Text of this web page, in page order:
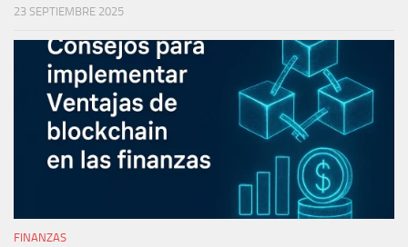
23 SEPTIEMBRE 2025
FINANZAS